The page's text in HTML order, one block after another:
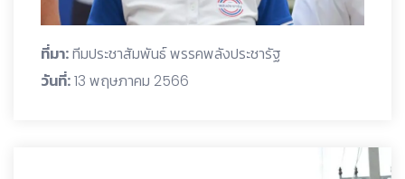
ที่มา:ทีมประชาสัมพันธ์ พรรคพลังประชารัฐ
วันที่:13 พฤษภาคม 2566